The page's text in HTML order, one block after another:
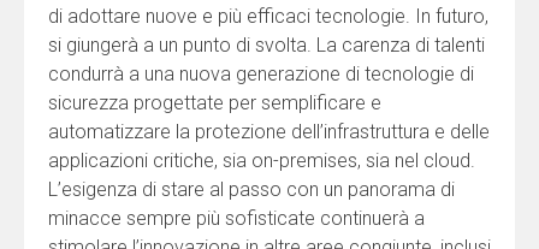
di adottare nuove e più efficaci tecnologie. In futuro,
si giungerà a un punto di svolta. La carenza di talenti
condurrà a una nuova generazione di tecnologie di
sicurezza progettate per semplificare e
automatizzare la protezione dell’infrastruttura e delle
applicazioni critiche, sia on-premises, sia nel cloud.
L’esigenza di stare al passo con un panorama di
minacce sempre più sofisticate continuerà a